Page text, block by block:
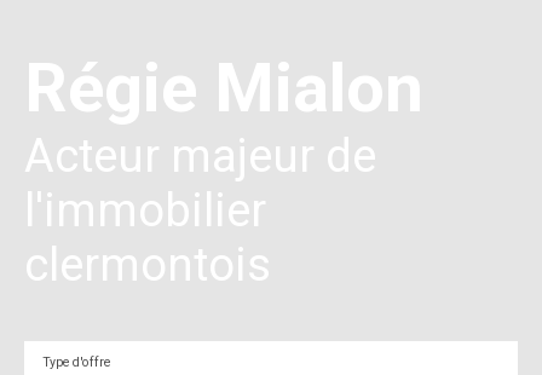
Régie Mialon
Acteur majeur de
l'immobilier
clermontois
Type d'offre